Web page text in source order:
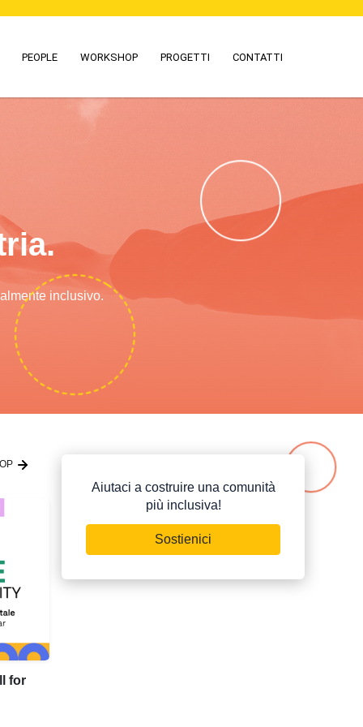
PEOPLE WORKSHOP PROGETTI CONTATTI
inclusivo.
for
Aiutaci a costruire una comunità
più inclusiva!
Sostienici